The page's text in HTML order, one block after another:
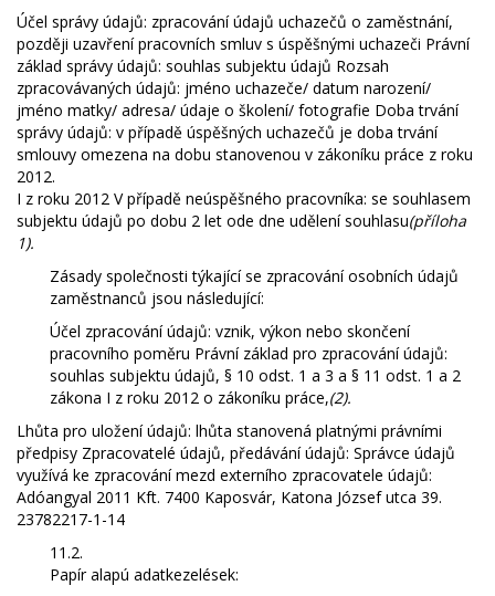
Účel správy údajů: zpracování údajů uchazečů o zaměstnání,
později uzavření pracovních smluv s úspěšnými uchazeči Právní
základ správy údajů: souhlas subjektu údajů Rozsah
zpracovávaných údajů: jméno uchazeče/ datum narození/
jméno matky/ adresa/ údaje o školení/ fotografie Doba trvání
správy údajů: v případě úspěšných uchazečů je doba trvání
smlouvy omezena na dobu stanovenou v zákoníku práce z roku
2012.
I z roku 2012 V případě neúspěšného pracovníka: se souhlasem
subjektu údajů po dobu 2 let ode dne udělení souhlasu(příloha
1).
Zásady společnosti týkající se zpracování osobních údajů
zaměstnanců jsou následující:
Účel zpracování údajů: vznik, výkon nebo skončení
pracovního poměru Právní základ pro zpracování údajů:
souhlas subjektu údajů, § 10 odst. 1 a 3 a § 11 odst. 1 a 2
zákona I z roku 2012 o zákoníku práce,(2).
Lhůta pro uložení údajů: lhůta stanovená platnými právními
předpisy Zpracovatelé údajů, předávání údajů: Správce údajů
využívá ke zpracování mezd externího zpracovatele údajů:
Adóangyal 2011 Kft. 7400 Kaposvár, Katona József utca 39.
23782217-1-14
11.2.
Papír alapú adatkezelések: